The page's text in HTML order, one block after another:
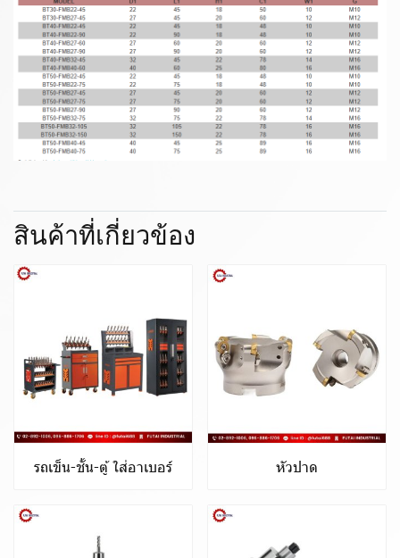
สินค้าที่เกี่ยวข้อง
รถเข็น-ชั้น-ตู้ ใส่อาเบอร์ หัวปาด